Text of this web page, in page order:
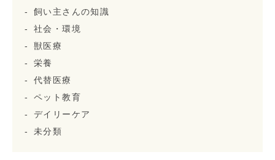
飼い主さんの知識
社会・環境
獣医療
栄養
代替医療
ペット教育
デイリーケア
未分類